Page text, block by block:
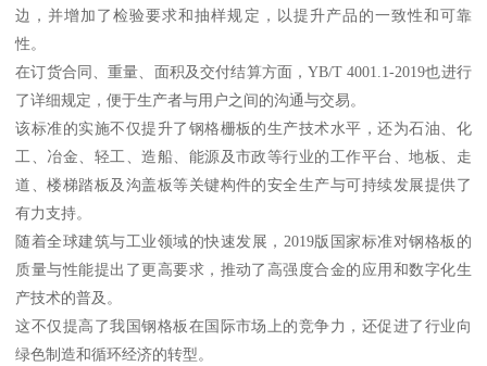
边，并增加了检验要求和抽样规定，以提升产品的一致性和可靠
性。
在订货合同、重量、面积及交付结算方面，YB/T 4001.1-2019也进行
了详细规定，便于生产者与用户之间的沟通与交易。
该标准的实施不仅提升了钢格栅板的生产技术水平，还为石油、化
工、冶金、轻工、造船、能源及市政等行业的工作平台、地板、走
道、楼梯踏板及沟盖板等关键构件的安全生产与可持续发展提供了
有力支持。
随着全球建筑与工业领域的快速发展，2019版国家标准对钢格板的
质量与性能提出了更高要求，推动了高强度合金的应用和数字化生
产技术的普及。
这不仅提高了我国钢格板在国际市场上的竞争力，还促进了行业向
绿色制造和循环经济的转型。